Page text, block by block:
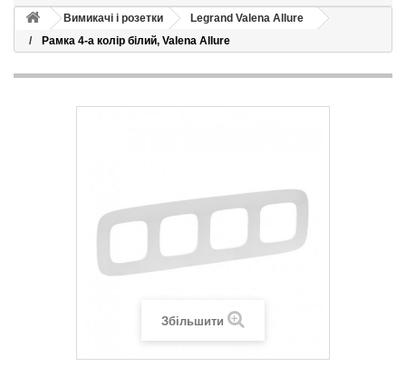
Вимикачі і розетки
Legrand Valena Allure
Рамка 4-а колір білий, Valena Allure
Збільшити